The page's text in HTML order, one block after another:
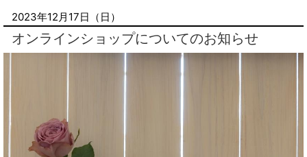
2023年12月17日（日）
オンラインショップについてのお知らせ